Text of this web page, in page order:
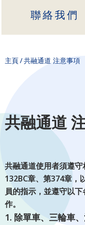
聯絡我們
主頁/共融通道 注意事項
共融通道
共融通道使用者須遵
132BC章、第374章，
員的指示，並遵守以
作。
1. 除單車、三輪車